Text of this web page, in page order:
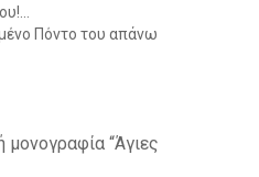
Πόντο του απάνω
“Άγιες